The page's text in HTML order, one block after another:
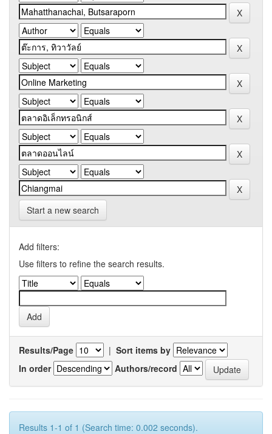
Start a new search
Add filters:
Use filters to refine the search results.
Results/Page | Sort items by
In order
Authors/record
Results 1-1 of 1 (Search time: 0.002 seconds).